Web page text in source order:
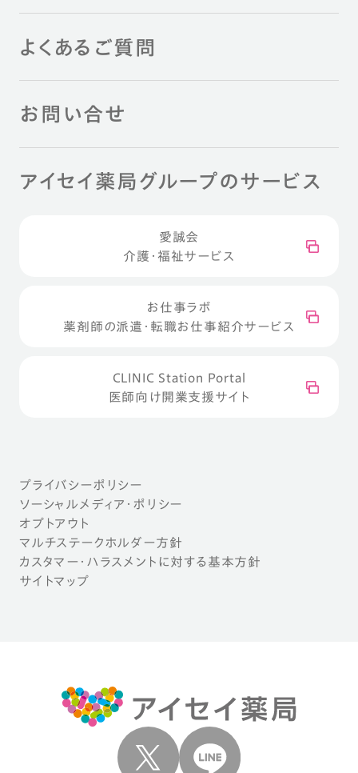
よくあるご質問
お問い合せ
アイセイ薬局グループのサービス
愛誠会
介護・福祉サービス
お仕事ラボ
薬剤師の派遣・転職お仕事紹介サービス
CLINIC Station Portal
医師向け開業支援サイト
プライバシーポリシー
ソーシャルメディア・ポリシー
オプトアウト
マルチステークホルダー方針
カスタマー・ハラスメントに対する基本方針
サイトマップ